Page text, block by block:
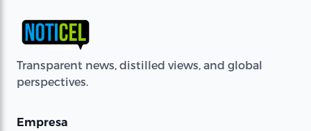
Transparent news, distilled views, and global
perspectives.
Empresa